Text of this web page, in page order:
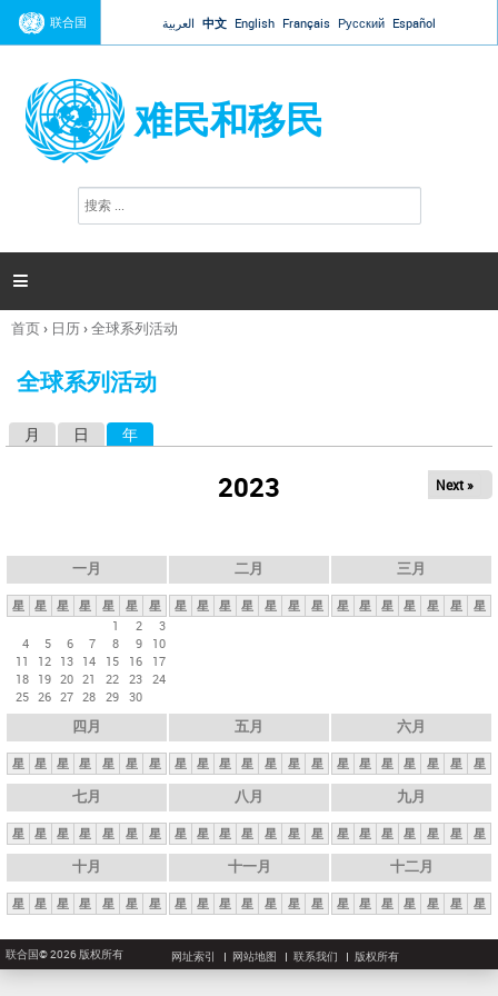
Jump to navigation
联合国 العربية 中文 English Français Русский Español
难民和移民
搜
索

你
这
首页› 日历›全球系列活动
全球系列活动
月 日 年
2023 Next »
一月
星 星 星 星 星 星
星
1
2
3
4
5 6 7 8 9
10
11
12 13 14 15 16
17
18 19 20 21 22 23 24
25 26 27 28 29 30
二月
星 星 星 星 星 星 星
三月
星 星 星 星 星 星 星
四月
星 星 星 星 星 星 星
五月
星 星 星 星 星 星 星
六月
星 星 星 星 星 星 星
七月
星 星 星 星 星 星 星
八月
星 星 星 星 星 星 星
九月
星 星 星 星 星 星 星
十月
星 星 星 星 星 星 星
十一月
星 星 星 星 星 星 星
十二月
星 星 星 星 星 星 星
联合国© 2026 版权所有 网址索引 网站地图 联系我们 版权所有